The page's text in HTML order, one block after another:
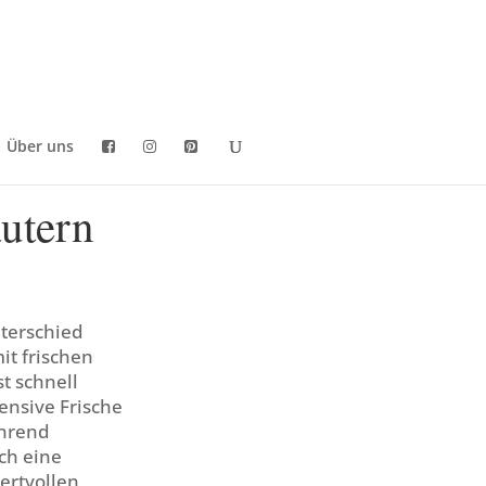
Über uns
frischen
schnell
Frische
eine